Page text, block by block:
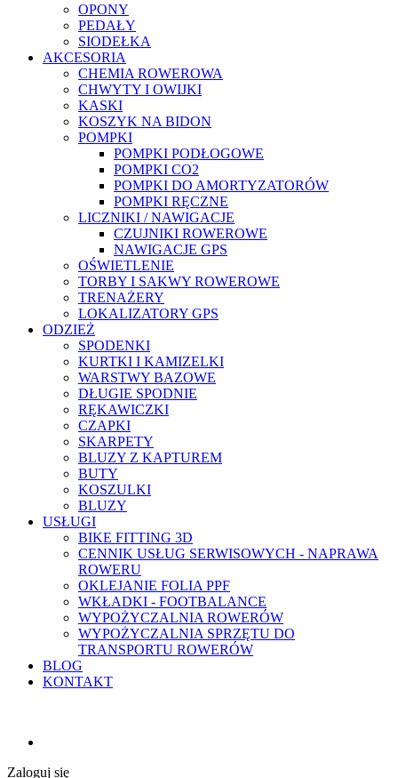
OPONY
PEDAŁY
SIODEŁKA
AKCESORIA
CHEMIA ROWEROWA
CHWYTY I OWIJKI
KASKI
KOSZYK NA BIDON
POMPKI
POMPKI PODŁOGOWE
POMPKI CO2
POMPKI DO AMORTYZATORÓW
POMPKI RĘCZNE
LICZNIKI / NAWIGACJE
CZUJNIKI ROWEROWE
NAWIGACJE GPS
OŚWIETLENIE
TORBY I SAKWY ROWEROWE
TRENAŻERY
LOKALIZATORY GPS
ODZIEŻ
SPODENKI
KURTKI I KAMIZELKI
WARSTWY BAZOWE
DŁUGIE SPODNIE
RĘKAWICZKI
CZAPKI
SKARPETY
BLUZY Z KAPTUREM
BUTY
KOSZULKI
BLUZY
USŁUGI
BIKE FITTING 3D
CENNIK USŁUG SERWISOWYCH - NAPRAWA
ROWERU
OKLEJANIE FOLIA PPF
WKŁADKI - FOOTBALANCE
WYPOŻYCZALNIA ROWERÓW
WYPOŻYCZALNIA SPRZĘTU DO
TRANSPORTU ROWERÓW
BLOG
KONTAKT
Zaloguj się